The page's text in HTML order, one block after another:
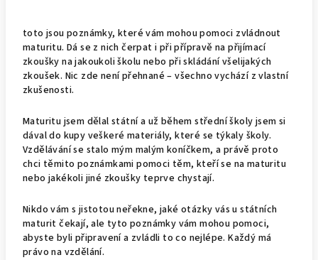
toto jsou poznámky, které vám mohou pomoci zvládnout
maturitu. Dá se z nich čerpat i při přípravě na přijímací
zkoušky na jakoukoli školu nebo při skládání všelijakých
zkoušek. Nic zde není přehnané – všechno vychází z vlastní
zkušenosti.
Maturitu jsem dělal státní a už během střední školy jsem si
dával do kupy veškeré materiály, které se týkaly školy.
Vzdělávání se stalo mým malým koníčkem, a právě proto
chci těmito poznámkami pomoci těm, kteří se na maturitu
nebo jakékoli jiné zkoušky teprve chystají.
Nikdo vám s jistotou neřekne, jaké otázky vás u státních
maturit čekají, ale tyto poznámky vám mohou pomoci,
abyste byli připravení a zvládli to co nejlépe. Každý má
právo na vzdělání.